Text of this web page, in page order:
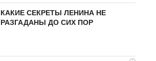
КАКИЕ СЕКРЕТЫ ЛЕНИНА НЕ
РАЗГАДАНЫ ДО СИХ ПОР